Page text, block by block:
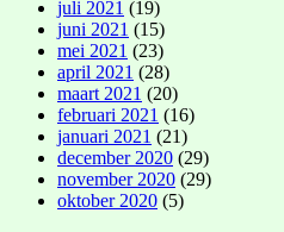
juli 2021 (19)
juni 2021 (15)
mei 2021 (23)
april 2021 (28)
maart 2021 (20)
februari 2021 (16)
januari 2021 (21)
december 2020 (29)
november 2020 (29)
oktober 2020 (5)